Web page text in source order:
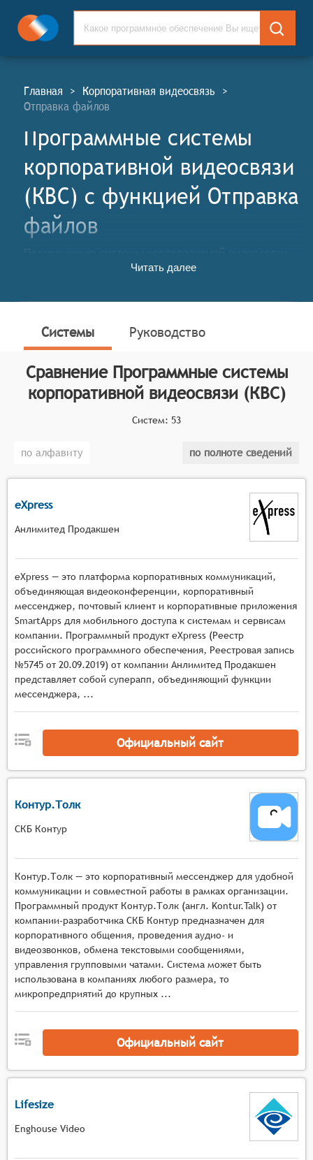
Главная > Корпоративная видеосвязь >
Отправка файлов
Программные системы
корпоративной видеосвязи
(КВС) c функцией Отправка
файлов
Программные системы корпоративной видеосвязи
(КВС, англ. Corporate Video Communication Software
предоставляют инструменты для организации
между сотрудниками компании, партнёрами и
клиентами. Эти системы обычно включают в себя
функции для совместной работы, обмена файлами и
проведения презентаций.
определяет конкретные функциональные критерии
категории программных систем корпоративной
видеосвязи, системы должны иметь следующие
комфортного общения.
Поддержка подключения нескольких
участников одновременно.
Функции для управления правами участников и
настройки параметров конференции.
Возможность записи видеоконференций для
последующего просмотра.
Поддержка мобильных устройств и
возможность участия в конференциях из любой
точки.
Читать далее
Системы Руководство
Сравнение Программные системы
корпоративной видеосвязи (КВС)
Систем: 53
по алфавиту по полноте сведений
eXpress
Анлимитед Продакшен
eXpress — это платформа корпоративных коммуникаций,
объединяющая видеоконференции, корпоративный
мессенджер, почтовый клиент и корпоративные приложения
SmartApps для мобильного доступа к системам и сервисам
компании. Программный продукт eXpress (Реестр
российского программного обеспечения, Реестровая запись
№5745 от 20.09.2019) от компании Анлимитед Продакшен
представляет собой суперапп, объединяющий функции
мессенджера, ...
Официальный сайт
Контур.Толк
СКБ Контур
Контур.Толк — это корпоративный мессенджер для удобной
коммуникации и совместной работы в рамках организации.
Программный продукт Контур.Толк (англ. Kontur.Talk) от
компании-разработчика СКБ Контур предназначен для
корпоративного общения, проведения аудио- и
видеозвонков, обмена текстовыми сообщениями,
управления групповыми чатами. Система может быть
использована в компаниях любого размера, то
микропредприятий до крупных ...
Официальный сайт
Lifesize
Enghouse Video